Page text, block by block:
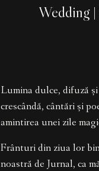
Wedding
Lumina dulce, difuză
crescândă, cântări și
amintirea unei zile
Frânturi din ziua lor
noastră de Jurnal, ca